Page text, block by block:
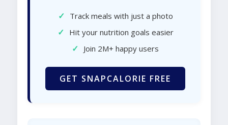
✓ Track meals with just a photo
✓ Hit your nutrition goals easier
✓ Join 2M+ happy users
GET SNAPCALORIE FREE